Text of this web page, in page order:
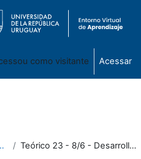
como visitante Acessar
III Teórico 23 - 8/6 - Desarrollo I - Partes 1 y 2